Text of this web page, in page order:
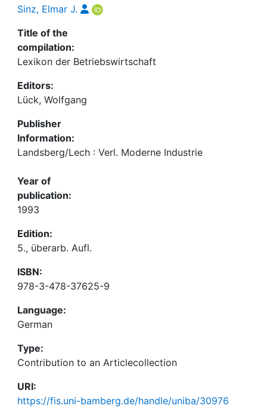
Sinz, Elmar J.
Title of the
compilation:
Lexikon der Betriebswirtschaft
Editors:
Lück, Wolfgang
Publisher
Information:
Landsberg/Lech : Verl. Moderne Industrie
Year of
publication:
1993
Edition:
5., überarb. Aufl.
ISBN:
978-3-478-37625-9
Language:
German
Type:
Contribution to an Articlecollection
URI:
https://fis.uni-bamberg.de/handle/uniba/30976